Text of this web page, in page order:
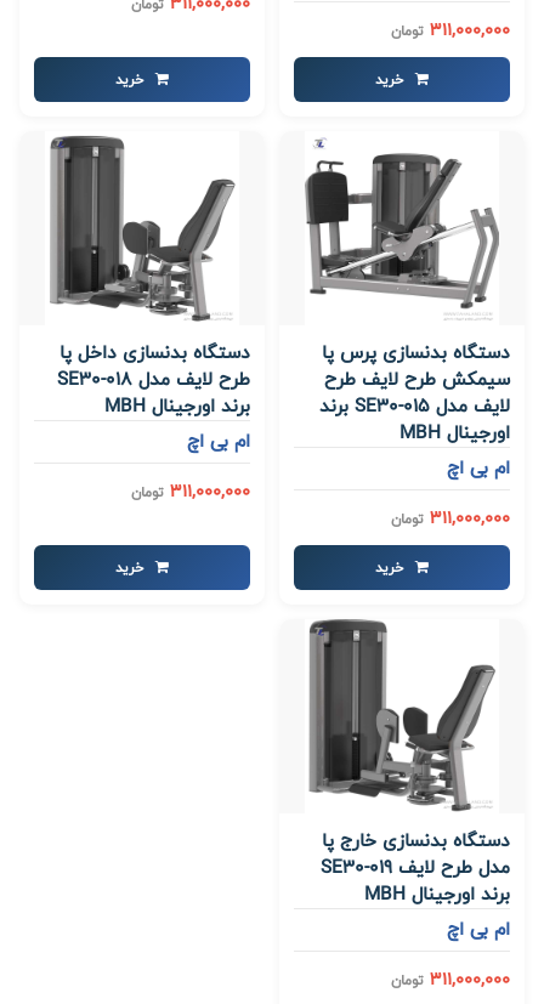
311,000,000 تومان
خرید
خرید
دستگاه بدنسازی پرس پا
سیمکش طرح لایف طرح
لایف مدل SE30-015 برند
اورجینال MBH
ام بی اچ
311,000,000 تومان
خرید
دستگاه بدنسازی داخل پا
طرح لایف مدل SE30-018
برند اورجینال MBH
ام بی اچ
311,000,000 تومان
خرید
دستگاه بدنسازی خارج پا
مدل طرح لایف SE30-019
برند اورجینال MBH
ام بی اچ
311,000,000 تومان